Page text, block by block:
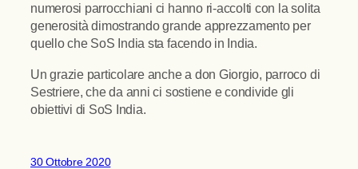
numerosi parrocchiani ci hanno ri-accolti con la solita
generosità dimostrando grande apprezzamento per
quello che SoS India sta facendo in India.
Un grazie particolare anche a don Giorgio, parroco di
Sestriere, che da anni ci sostiene e condivide gli
obiettivi di SoS India.
30 Ottobre 2020